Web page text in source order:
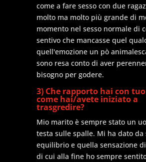
come a fare sesso con due
molto ma molto più grande di
momento nel sesso normale di
sentivo che mancasse quel
quell'emozione un pò
sono resa conto di aver
bisogno per godere.
3) Che rapporto hai con
come hai/avete iniziato a
trasgredire?
Mio marito è sempre stato un
testa sulle spalle. Mi ha dato
equilibrio e quella sensazione
di cui alla fine ho sempre